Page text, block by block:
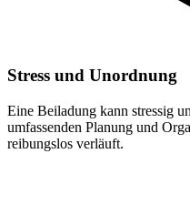
Stress und Unordnung
Eine Beiladung kann stressig
umfassenden Planung und
reibungslos verläuft.